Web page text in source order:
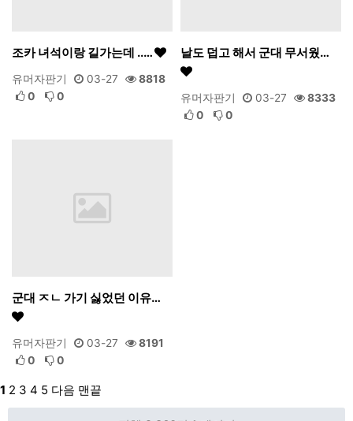
조카 녀석이랑 길가는데 ..…
유머자판기 03-27
8818
0
0
날도 덥고 해서 군대 무서웠…
유머자판기 03-27
8333
0
0
군대 ㅈㄴ 가기 싫었던 이유…
유머자판기 03-27
8191
0
0
1 2 3 4 5 다음 맨끝